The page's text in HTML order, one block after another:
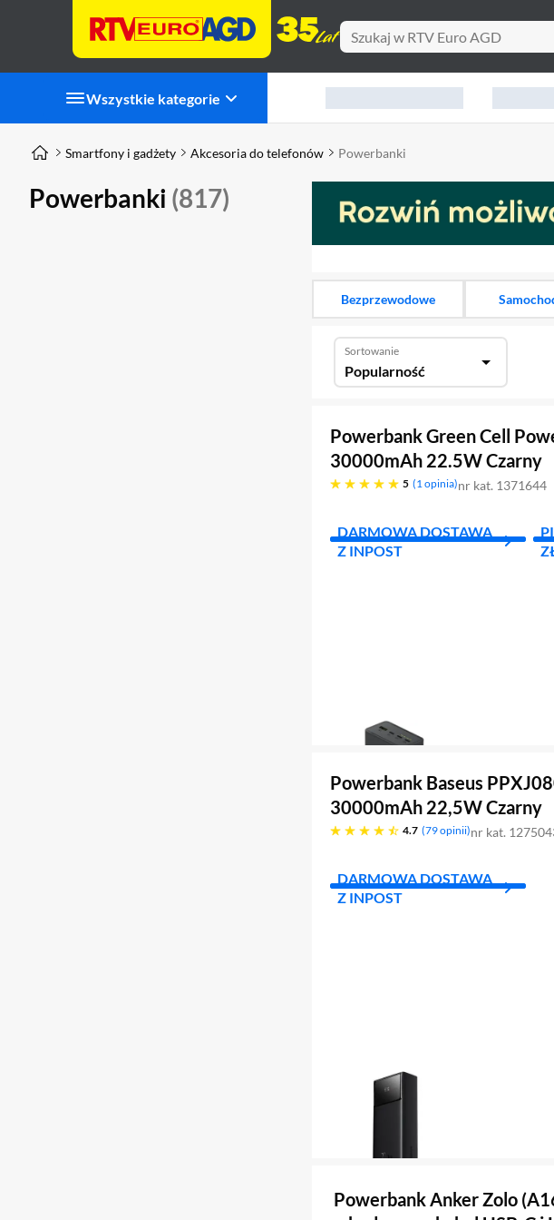
Wszystkie kategorie
Smartfony i gadżety Akcesoria do telefonów Powerbanki
Powerbanki (817)
Bezprzewodowe
Sortowanie
Popularność
Powerbank Green Cell
30000mAh 22.5W Czarny
5
pięć gwiazdek 1 opinia nr kat. 1371644
DARMOWA DOSTAWA
Z INPOST
Powerbank Baseus
30000mAh 22,5W Czarny
4.7
4.7 gwiazdek 79 opinii nr kat.
DARMOWA DOSTAWA
Z INPOST
Powerbank Anker Zolo